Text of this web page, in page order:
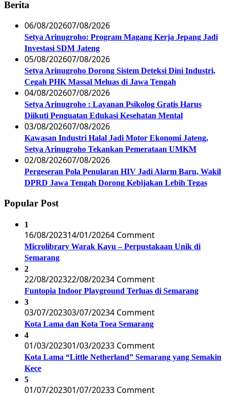
Berita
06/08/202607/08/2026
Setya Arinugroho: Program Magang Kerja Jepang Jadi
Investasi SDM Jateng
05/08/202607/08/2026
Setya Arinugroho Dorong Sistem Deteksi Dini Industri,
Cegah PHK Massal Meluas di Jawa Tengah
04/08/202607/08/2026
Setya Arinugroho : Layanan Psikolog Gratis Harus
Diikuti Penguatan Edukasi Kesehatan Mental
03/08/202607/08/2026
Kawasan Industri Halal Jadi Motor Ekonomi Jateng,
Setya Arinugroho Tekankan Pemerataan UMKM
02/08/202607/08/2026
Pergeseran Pola Penularan HIV Jadi Alarm Baru, Wakil
DPRD Jawa Tengah Dorong Kebijakan Lebih Tegas
Popular Post
1
16/08/202314/01/20264 Comment
Microlibrary Warak Kayu – Perpustakaan Unik di
Semarang
2
22/08/202322/08/20234 Comment
Funtopia Indoor Playground Terluas di Semarang
3
03/07/202303/07/20234 Comment
Kota Lama dan Kota Toea Semarang
4
01/03/202301/03/20233 Comment
Kota Lama “Little Netherland” Semarang yang Semakin
Kece
5
01/07/202301/07/20233 Comment